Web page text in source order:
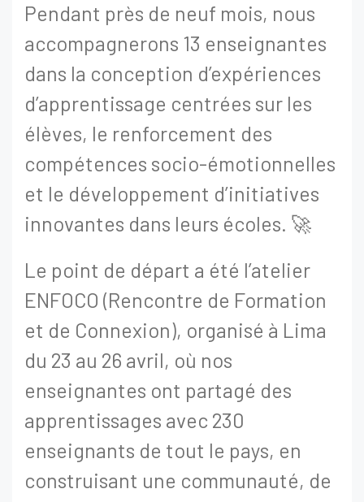
Pendant près de neuf mois, nous
accompagnerons 13 enseignantes
dans la conception d’expériences
d’apprentissage centrées sur les
élèves, le renforcement des
compétences socio-émotionnelles
et le développement d’initiatives
innovantes dans leurs écoles. 🚀
Le point de départ a été l’atelier
ENFOCO (Rencontre de Formation
et de Connexion), organisé à Lima
du 23 au 26 avril, où nos
enseignantes ont partagé des
apprentissages avec 230
enseignants de tout le pays, en
construisant une communauté, de